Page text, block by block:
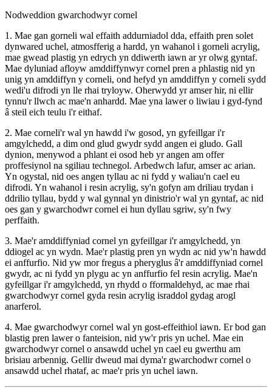
Nodweddion gwarchodwyr cornel
1. Mae gan gorneli wal effaith addurniadol dda, effaith pren solet
dynwared uchel, atmosfferig a hardd, yn wahanol i gorneli acrylig,
mae gwead plastig yn edrych yn ddiwerth iawn ar yr olwg gyntaf.
Mae dyluniad afloyw amddiffynwyr cornel pren a phlastig nid yn
unig yn amddiffyn y corneli, ond hefyd yn amddiffyn y corneli sydd
wedi'u difrodi yn lle rhai tryloyw. Oherwydd yr amser hir, ni ellir
tynnu'r llwch ac mae'n anhardd. Mae yna lawer o liwiau i gyd-fynd
â steil eich teulu i'r eithaf.
2. Mae corneli'r wal yn hawdd i'w gosod, yn gyfeillgar i'r
amgylchedd, a dim ond glud gwydr sydd angen ei gludo. Gall
dynion, menywod a phlant ei osod heb yr angen am offer
proffesiynol na sgiliau technegol. Arbedwch lafur, amser ac arian.
Yn ogystal, nid oes angen tyllau ac ni fydd y waliau'n cael eu
difrodi. Yn wahanol i resin acrylig, sy'n gofyn am driliau trydan i
ddrilio tyllau, bydd y wal gynnal yn dinistrio'r wal yn gyntaf, ac nid
oes gan y gwarchodwr cornel ei hun dyllau sgriw, sy'n fwy
perffaith.
3. Mae'r amddiffyniad cornel yn gyfeillgar i'r amgylchedd, yn
ddiogel ac yn wydn. Mae'r plastig pren yn wydn ac nid yw'n hawdd
ei anffurfio. Nid yw mor fregus a pheryglus â'r amddiffyniad cornel
gwydr, ac ni fydd yn plygu ac yn anffurfio fel resin acrylig. Mae'n
gyfeillgar i'r amgylchedd, yn rhydd o fformaldehyd, ac mae rhai
gwarchodwyr cornel gyda resin acrylig israddol gydag arogl
anarferol.
4. Mae gwarchodwyr cornel wal yn gost-effeithiol iawn. Er bod gan
blastig pren lawer o fanteision, nid yw'r pris yn uchel. Mae ein
gwarchodwyr cornel o ansawdd uchel yn cael eu gwerthu am
brisiau arbennig. Gellir dweud mai dyma'r gwarchodwr cornel o
ansawdd uchel rhataf, ac mae'r pris yn uchel iawn.